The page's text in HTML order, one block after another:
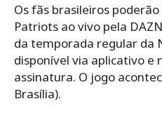
Os fãs brasileiros
Patriots ao vivo pela
da temporada regular da
disponível via aplicativo e
assinatura. O jogo
Brasília).